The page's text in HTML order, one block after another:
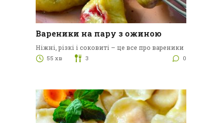
Вареники на пару з ожиною
Ніжні, різкі і соковиті – це все про вареники
55 хв 3 0